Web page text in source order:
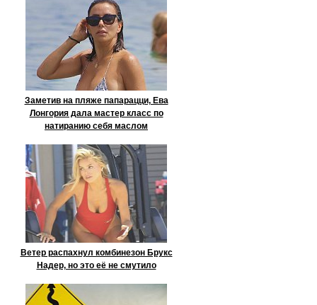
Заметив на пляже папарацци, Ева
Лонгория дала мастер класс по
натиранию себя маслом
Ветер распахнул комбинезон Брукс
Надер, но это её не смутило